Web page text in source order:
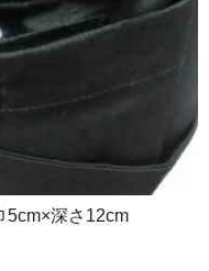
5cm×深さ12cm